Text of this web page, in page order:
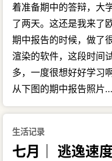
着准备期中的答辩，大
了两天。这还是我来了
期中报告的时候，做了
渲染的软件，这段时间
多，一度很想好好学习
从下图的期中报告照片…
生活记录
七月｜ 逃逸速度